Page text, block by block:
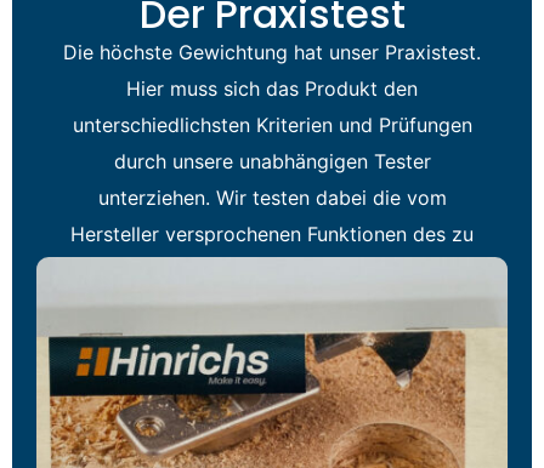
Der Praxistest
Die höchste Gewichtung hat unser Praxistest.
Hier muss sich das Produkt den
unterschiedlichsten Kriterien und Prüfungen
durch unsere unabhängigen Tester
unterziehen. Wir testen dabei die vom
Hersteller versprochenen Funktionen des zu